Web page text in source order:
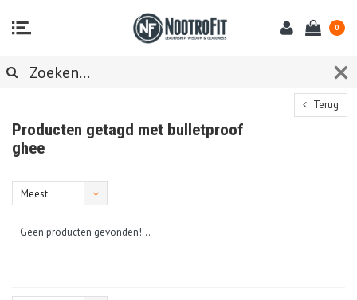
0
Terug
Producten getagd met bulletproof
ghee
Meest
Geen producten gevonden!...